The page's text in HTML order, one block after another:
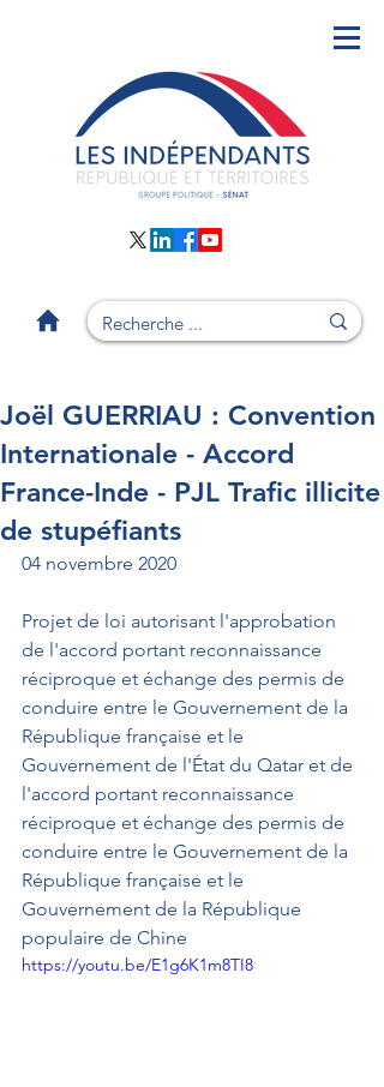
Joël GUERRIAU : Convention
Internationale - Accord
France-Inde - PJL Trafic illicite
de stupéfiants
04 novembre 2020
Projet de loi autorisant l'approbation
de l'accord portant reconnaissance
réciproque et échange des permis de
conduire entre le Gouvernement de la
République française et le
Gouvernement de l'État du Qatar et de
l'accord portant reconnaissance
réciproque et échange des permis de
conduire entre le Gouvernement de la
République française et le
Gouvernement de la République
populaire de Chine
https://youtu.be/E1g6K1m8TI8